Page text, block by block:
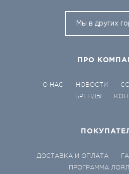
Мы в других
ПРО
О НАС НОВОСТИ
БРЕНДЫ
ДОСТАВКА И ОПЛАТА
ПРОГРАММА